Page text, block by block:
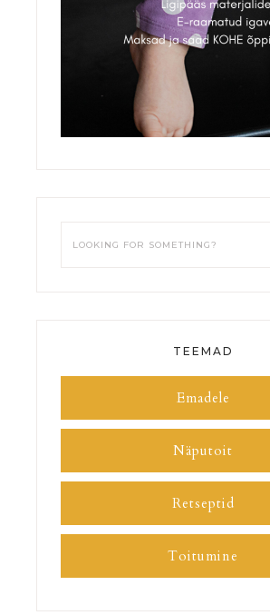
TEEMAD
Emadele
Näputoit
Retseptid
Toitumine